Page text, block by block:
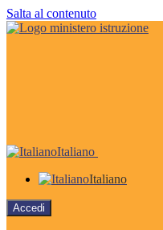
Salta al contenuto
Italiano
Italiano
Accedi